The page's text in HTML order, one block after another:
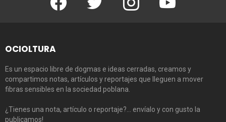
OCIOLTURA
Es un espacio libre de dogmas e ideas cerradas, creamos y
compartimos notas, artículos y reportajes que lleguen a mover
fibras sensibles en la sociedad poblana.
¿Tienes una nota, artículo o reportaje?… envíalo y con gusto la
publicamos!